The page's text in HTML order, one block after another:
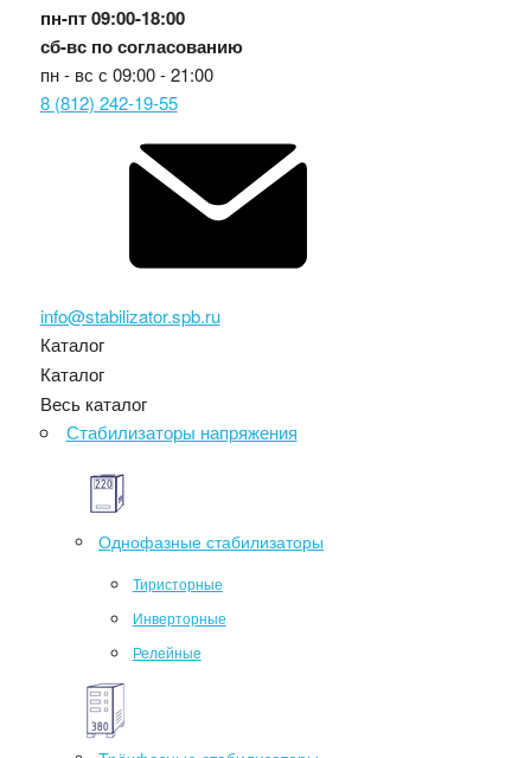
пн-пт09:00-18:00
сб-вс по согласованию
пн - вс с 09:00 - 21:00
8 (812) 242-19-55
info@stabilizator.spb.ru
Каталог
Каталог
Весь каталог
Стабилизаторы напряжения
Однофазные стабилизаторы
Тиристорные
Инверторные
Релейные